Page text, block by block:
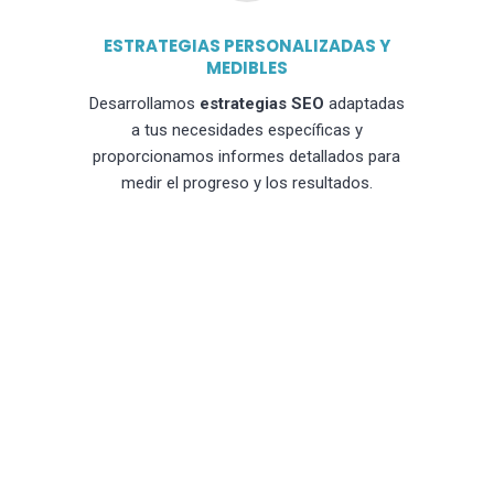
ESTRATEGIAS PERSONALIZADAS Y
MEDIBLES
Desarrollamos estrategias SEO adaptadas
a tus necesidades específicas y
proporcionamos informes detallados para
medir el progreso y los resultados.